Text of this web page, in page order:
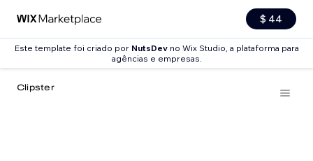
$ 44
Este template foi criado por NutsDevno Wix Studio, a plataforma para
agências e empresas.